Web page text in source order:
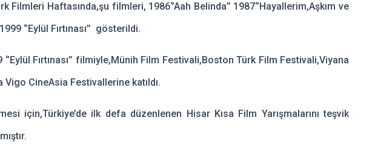
Filmleri Haftasında,şu filmleri, 1986‘’Aah Belinda’’ 1987‘’Hayallerim,Aşkım ve
1999 ‘’Eylül Fırtınası’’ gösterildi.
‘’Eylül Fırtınası’’ filmiyle,Münih Film Festivali,Boston Türk Film Festivali,Viyana
Vigo CineAsia Festivallerine katıldı.
için,Türkiye’de ilk defa düzenlenen Hisar Kısa Film Yarışmalarını teşvik